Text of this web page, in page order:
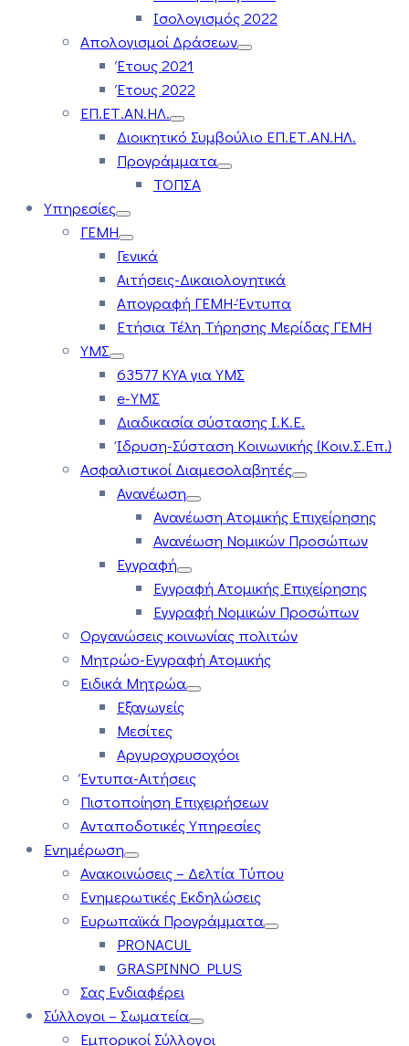
Ισολογισμός 2022
Απολογισμοί Δράσεων
Έτους 2021
Έτους 2022
ΕΠ.ΕΤ.ΑΝ.ΗΛ.
Διοικητικό Συμβούλιο ΕΠ.ΕΤ.ΑΝ.ΗΛ.
Προγράμματα
ΤΟΠΣΑ
Υπηρεσίες
ΓΕΜΗ
Γενικά
Αιτήσεις-Δικαιολογητικά
Απογραφή ΓΕΜΗ-Έντυπα
Ετήσια Τέλη Τήρησης Μερίδας ΓΕΜΗ
ΥΜΣ
63577 ΚΥΑ για ΥΜΣ
e-ΥΜΣ
Διαδικασία σύστασης Ι.Κ.Ε.
Ίδρυση-Σύσταση Κοινωνικής (Κοιν.Σ.Επ.)
Ασφαλιστικοί Διαμεσολαβητές
Ανανέωση
Ανανέωση Ατομικής Επιχείρησης
Ανανέωση Νομικών Προσώπων
Εγγραφή
Εγγραφή Ατομικής Επιχείρησης
Εγγραφή Νομικών Προσώπων
Οργανώσεις κοινωνίας πολιτών
Μητρώο-Εγγραφή Ατομικής
Ειδικά Μητρώα
Εξαγωγείς
Μεσίτες
Αργυροχρυσοχόοι
Έντυπα-Αιτήσεις
Πιστοποίηση Επιχειρήσεων
Ανταποδοτικές Υπηρεσίες
Ενημέρωση
Ανακοινώσεις – Δελτία Τύπου
Ενημερωτικές Εκδηλώσεις
Ευρωπαϊκά Προγράμματα
PRONACUL
GRASPINNO PLUS
Σας Ενδιαφέρει
Σύλλογοι – Σωματεία
Εμπορικοί Σύλλογοι